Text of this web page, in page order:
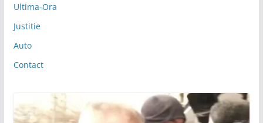
Ultima-Ora
Justitie
Auto
Contact